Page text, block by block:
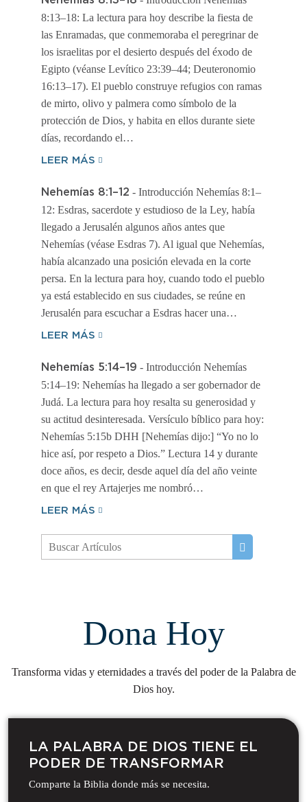
8:13–18: La lectura para hoy describe la fiesta de
las Enramadas, que conmemoraba el peregrinar de
los israelitas por el desierto después del éxodo de
Egipto (véanse Levítico 23:39–44; Deuteronomio
16:13–17). El pueblo construye refugios con ramas
de mirto, olivo y palmera como símbolo de la
protección de Dios, y habita en ellos durante siete
días, recordando el…
LEER MÁS
Nehemías 8:1–12 - Introducción Nehemías 8:1–
12: Esdras, sacerdote y estudioso de la Ley, había
llegado a Jerusalén algunos años antes que
Nehemías (véase Esdras 7). Al igual que Nehemías,
había alcanzado una posición elevada en la corte
persa. En la lectura para hoy, cuando todo el pueblo
ya está establecido en sus ciudades, se reúne en
Jerusalén para escuchar a Esdras hacer una…
LEER MÁS
Nehemías 5:14–19 - Introducción Nehemías
5:14–19: Nehemías ha llegado a ser gobernador de
Judá. La lectura para hoy resalta su generosidad y
su actitud desinteresada. Versículo bíblico para hoy:
Nehemías 5:15b DHH [Nehemías dijo:] “Yo no lo
hice así, por respeto a Dios.” Lectura 14 y durante
doce años, es decir, desde aquel día del año veinte
en que el rey Artajerjes me nombró…
LEER MÁS
Dona Hoy
Transforma vidas y eternidades a través del poder de la Palabra de
Dios hoy.
LA PALABRA DE DIOS TIENE EL
PODER DE TRANSFORMAR​
Comparte la Biblia donde más se necesita.